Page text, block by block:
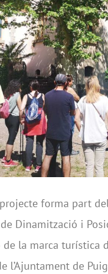
projecte forma part
Dinamització i
la marca turística
l’Ajuntament de